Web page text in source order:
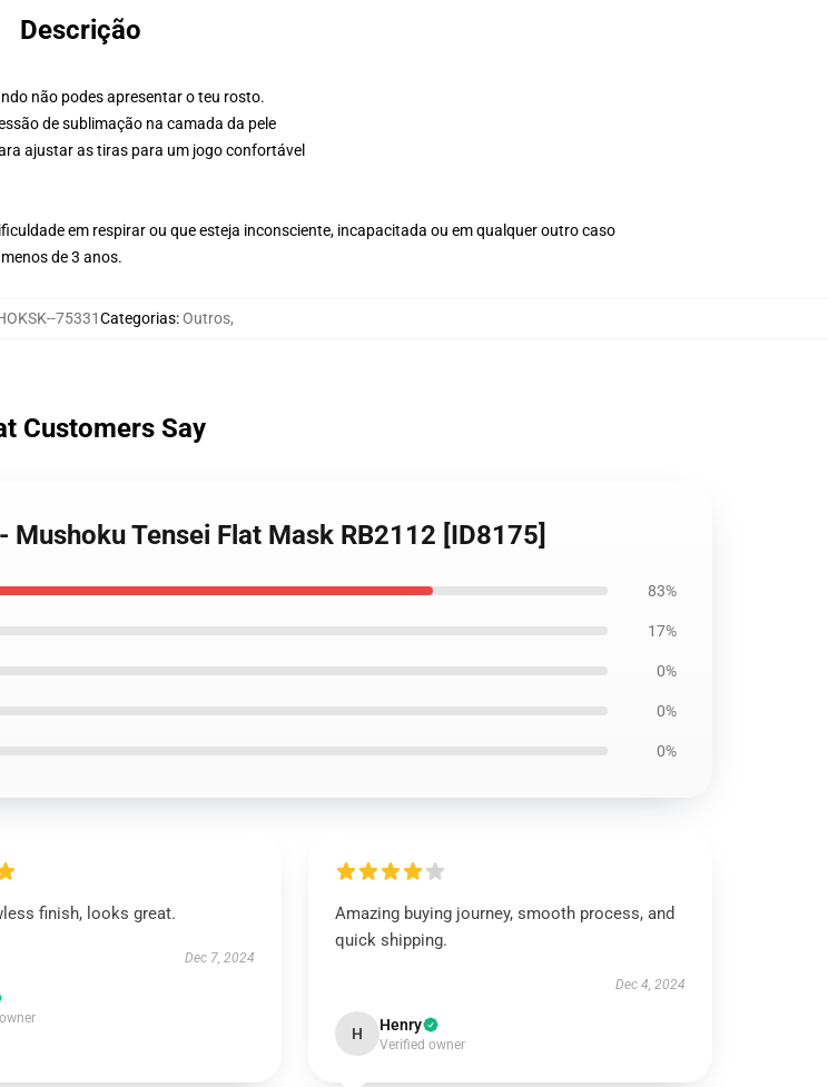
Descrição
não podes apresentar o teu rosto.
de sublimação na camada da pele
ajustar as tiras para um jogo confortável
em respirar ou que esteja inconsciente, incapacitada ou em qualquer outro caso
de 3 anos.
75331Categorias:Outros,
Customers Say
Tensei Flat Mask RB2112 [ID8175]
83%
17%
0%
0%
0%
finish, looks great.
Dec 7, 2024
Amazing buying journey, smooth process, and
quick shipping.
Dec 4, 2024
H Henry
Verified owner